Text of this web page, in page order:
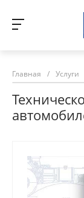
Главная / Услуги